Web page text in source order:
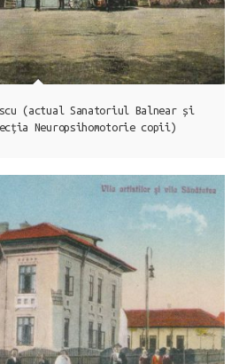
(actual Sanatoriul Balnear și
Neuropsihomotorie copii)
Techirghiol